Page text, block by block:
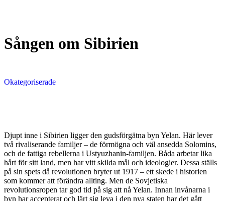
Sången om Sibirien
Okategoriserade
Djupt inne i Sibirien ligger den gudsförgätna byn Yelan. Här lever
två rivaliserande familjer – de förmögna och väl ansedda Solomins,
och de fattiga rebellerna i Ustyuzhanin-familjen. Båda arbetar lika
hårt för sitt land, men har vitt skilda mål och ideologier. Dessa ställs
på sin spets då revolutionen bryter ut 1917 – ett skede i historien
som kommer att förändra allting. Men de Sovjetiska
revolutionsropen tar god tid på sig att nå Yelan. Innan invånarna i
byn har accepterat och lärt sig leva i den nya staten har det gått